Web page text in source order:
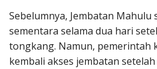
Sebelumnya, Jembatan
sementara selama dua hari
tongkang. Namun, pemerintah
kembali akses jembatan